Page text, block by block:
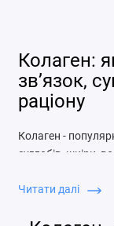
Колаген:
зв’язок,
раціону
Колаген -
суглобів, шкіри,
відновлюються
Читати далі